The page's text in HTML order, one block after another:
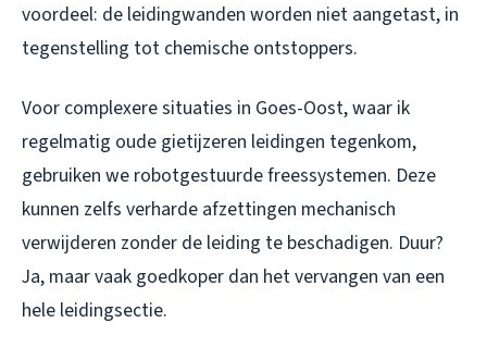
voordeel: de leidingwanden worden niet aangetast, in
tegenstelling tot chemische ontstoppers.
Voor complexere situaties in Goes-Oost, waar ik
regelmatig oude gietijzeren leidingen tegenkom,
gebruiken we robotgestuurde freessystemen. Deze
kunnen zelfs verharde afzettingen mechanisch
verwijderen zonder de leiding te beschadigen. Duur?
Ja, maar vaak goedkoper dan het vervangen van een
hele leidingsectie.